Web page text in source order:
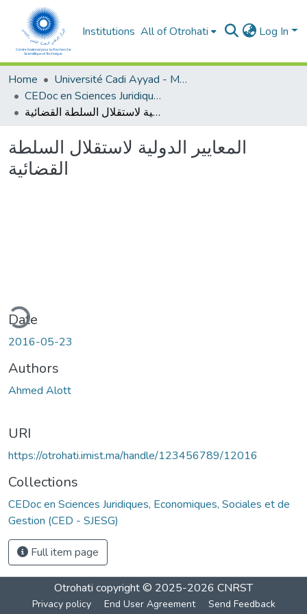
Institutions All of Otrohati Log In
Home
Université Cadi Ayyad - Marrakech
CEDoc en Sciences Juridiques, Economiques, Sociales et de Gestion (CED - SJESG)
المعايير الدولية لاستقلال السلطة القضائية
المعايير الدولية لاستقلال السلطة
القضائية
Date
2016-05-23
Authors
Ahmed Alott
URI
https://otrohati.imist.ma/handle/123456789/12016
Collections
CEDoc en Sciences Juridiques, Economiques, Sociales et de
Gestion (CED - SJESG)
Full item page
Otrohati copyright © 2025-2026 CNRST
Privacy policy End User Agreement Send Feedback